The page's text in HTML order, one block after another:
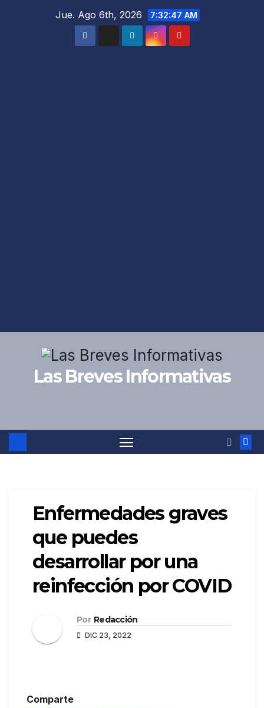
Jue. Ago 6th, 2026 7:32:48 AM
Las Breves Informativas
Enfermedades graves
que puedes
desarrollar por una
reinfección por COVID
Por Redacción
DIC 23, 2022
Comparte